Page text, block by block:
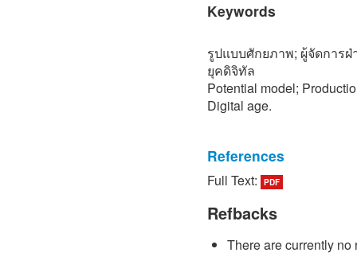
Keywords
รูปแบบศักยภาพ; ผู้จัดการ
ยุคดิจิทัล
Potential model;
Digital age.
References
[1] Meesomkarn, K.
Technician Competency
Supervisor in the Digital
of Business and Human
University of Technology
Full Text: PDF
Refbacks
There are currently no